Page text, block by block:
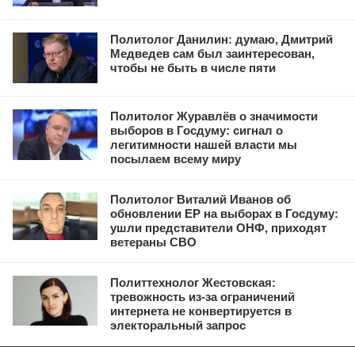
Политолог Данилин: думаю, Дмитрий
Медведев сам был заинтересован,
чтобы не быть в числе пяти
Политолог Журавлёв о значимости
выборов в Госдуму: сигнал о
легитимности нашей власти мы
посылаем всему миру
Политолог Виталий Иванов об
обновлении ЕР на выборах в Госдуму:
ушли представители ОНФ, приходят
ветераны СВО
Политтехнолог Жестовская:
тревожность из-за ограничений
интернета не конвертируется в
электоральный запрос